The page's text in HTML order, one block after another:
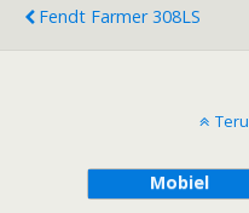
Fendt Farmer 308LS
Mobiel